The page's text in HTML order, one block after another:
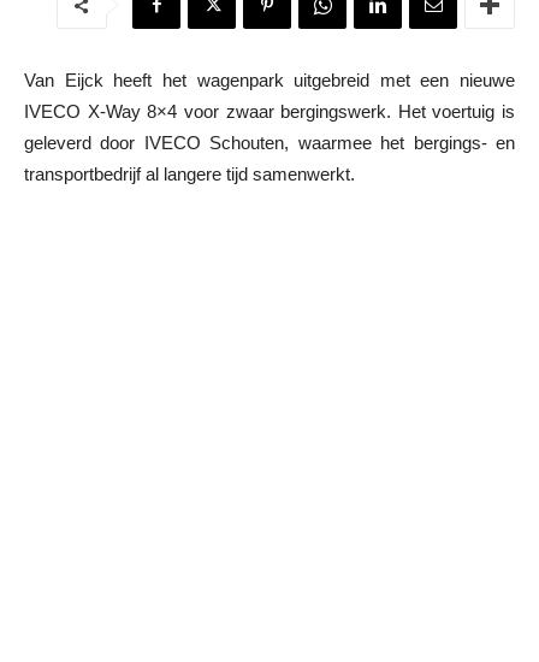
Van Eijck heeft het wagenpark uitgebreid met een nieuwe
IVECO X-Way 8×4 voor zwaar bergingswerk. Het voertuig is
geleverd door IVECO Schouten, waarmee het bergings- en
transportbedrijf al langere tijd samenwerkt.